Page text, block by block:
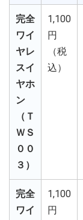
完全
ワイ
ヤレ
スイ
ヤホ
ン
（Ｔ
ＷＳ
００
３）
1,100
円
（税
込）
完全
ワイ
1,100
円